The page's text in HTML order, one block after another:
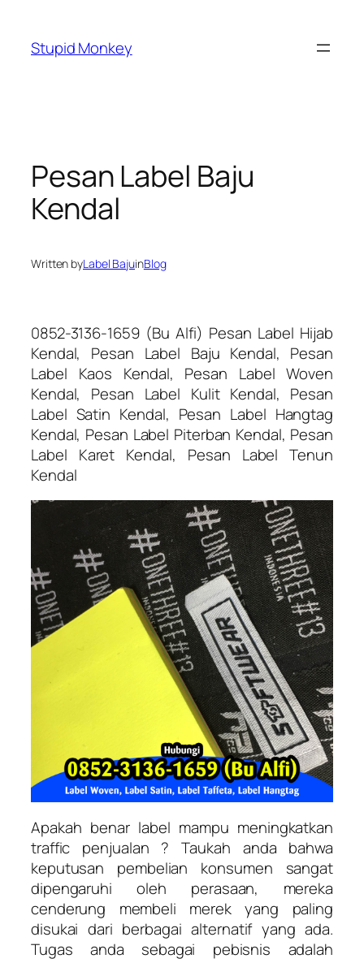
content
Stupid Monkey
Pesan Label Baju
Kendal
Written byLabel BajuinBlog
0852-3136-1659 (Bu Alfi) Pesan Label Hijab
Kendal, Pesan Label Baju Kendal, Pesan
Label Kaos Kendal, Pesan Label Woven
Kendal, Pesan Label Kulit Kendal, Pesan
Label Satin Kendal, Pesan Label Hangtag
Kendal, Pesan Label Piterban Kendal, Pesan
Label Karet Kendal, Pesan Label Tenun
Kendal
Apakah benar label mampu meningkatkan
traffic penjualan ? Taukah anda bahwa
keputusan pembelian konsumen sangat
dipengaruhi oleh perasaan, mereka
cenderung membeli merek yang paling
disukai dari berbagai alternatif yang ada.
Tugas anda sebagai pebisnis adalah